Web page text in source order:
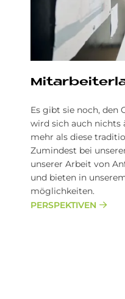
Es gibt sie noch, den
wird sich auch nichts
mehr als diese
Zumindest bei
unserer Arbeit von
und bieten in
möglichkeiten.
PERSPEKTIVEN